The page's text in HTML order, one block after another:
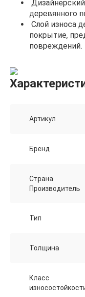
деревянного
Cлой износа
покрытие,
повреждений.
Артикул
Бренд
Страна
Производитель
Тип
Толщина
Класс